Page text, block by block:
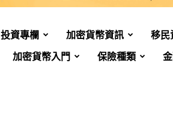
投資專欄 加密貨幣資訊 移民
加密貨幣入門 保險種類